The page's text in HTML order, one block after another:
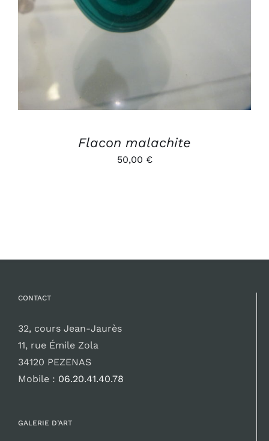
Flacon malachite
50,00 €
CONTACT
32, cours Jean-Jaurès
11, rue Émile Zola
34120 PEZENAS
Mobile : 06.20.41.40.78
GALERIE D’ART